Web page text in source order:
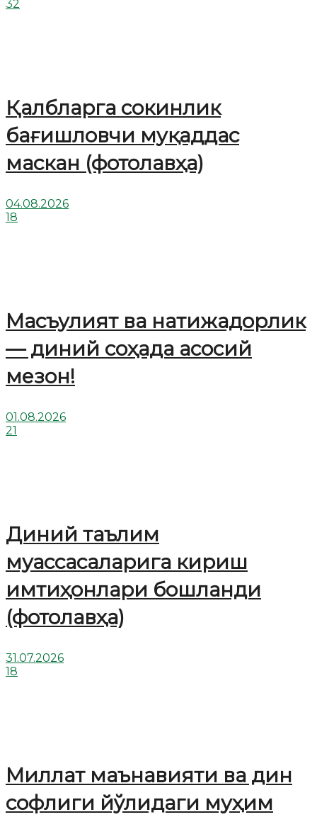
32
Қалбларга сокинлик
бағишловчи муқаддас
маскан (фотолавҳа)
04.08.2026
18
Масъулият ва натижадорлик
— диний соҳада асосий
мезон!
01.08.2026
21
Диний таълим
муассасаларига кириш
имтиҳонлари бошланди
(фотолавҳа)
31.07.2026
18
Миллат маънавияти ва дин
софлиги йўлидаги муҳим